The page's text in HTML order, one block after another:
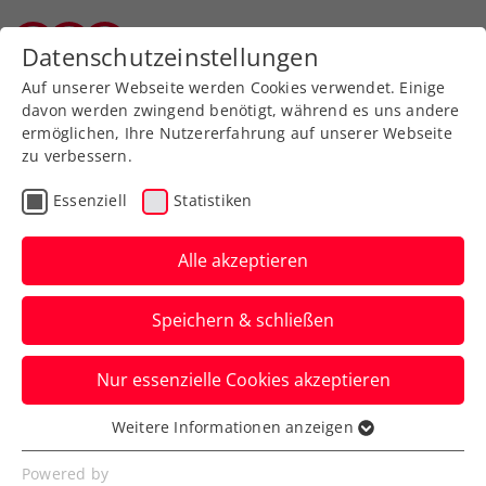
Zurück zur Newsübersicht
Ausbildung
Save the date: Advantage
Ladies – FE&MALE Sports
Conference am 31.1.2024
Die Veranstaltung rund um Österreichs
Frauensport geht ein zweites Mal in Linz
Datenschutzeinstellungen
Auf unserer Webseite werden Cookies verwendet. Einige
davon werden zwingend benötigt, während es uns andere
ermöglichen, Ihre Nutzererfahrung auf unserer Webseite
zu verbessern.
Essenziell Statistiken
Alle akzeptieren
Speichern & schließen
Nur essenzielle Cookies akzeptieren
Essenziell
Essenzielle Cookies werden für grundlegende
Weitere Informationen anzeigen
Powered by